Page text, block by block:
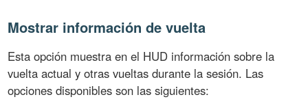
Mostrar información de vuelta
Esta opción muestra en el HUD información sobre la
vuelta actual y otras vueltas durante la sesión. Las
opciones disponibles son las siguientes: